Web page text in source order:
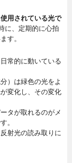
用されている光で
に、定期的に心拍
す。
常的に動いている
）は緑色の光をよ
変化し、その変化
タが取れるのがメ
。
射光の読み取りに